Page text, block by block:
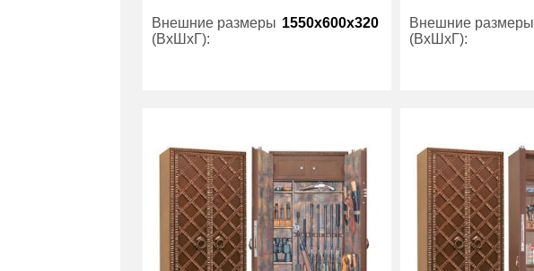
Внешние размеры
(ВхШхГ):
1550x600x320
Гарантия:
Производитель: Gunsafe
Внешние размеры
(ВхШхГ):
Гарантия:
Производитель: